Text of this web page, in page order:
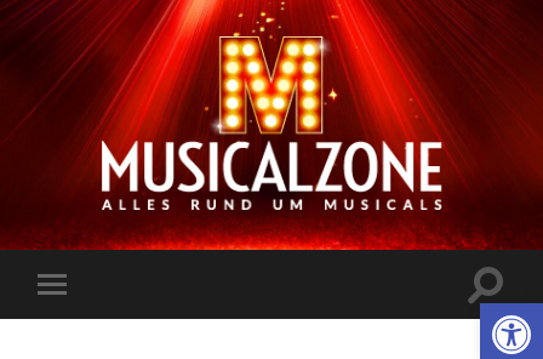
Musicalzone.de
Mobile-
Menü
ein-/